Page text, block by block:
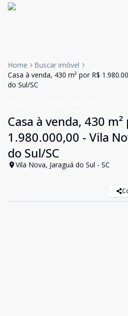
Home
Buscar imóvel
Casa à venda, 430 m² por R$
do Sul/SC
Casa à venda, 430 m²
1.980.000,00 - Vila
do Sul/SC
Vila Nova, Jaraguá do Sul - SC